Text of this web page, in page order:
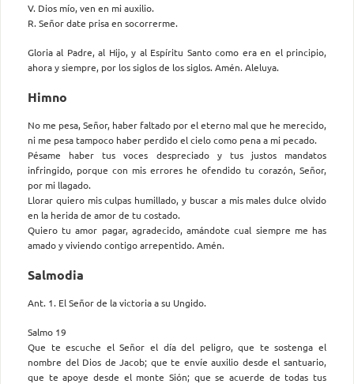
V. Dios mío, ven en mi auxilio.
R. Señor date prisa en socorrerme.
Gloria al Padre, al Hijo, y al Espíritu Santo como era en el principio,
ahora y siempre, por los siglos de los siglos. Amén. Aleluya.
Himno
No me pesa, Señor, haber faltado por el eterno mal que he merecido,
ni me pesa tampoco haber perdido el cielo como pena a mi pecado.
Pésame haber tus voces despreciado y tus justos mandatos
infringido, porque con mis errores he ofendido tu corazón, Señor,
por mi llagado.
Llorar quiero mis culpas humillado, y buscar a mis males dulce olvido
en la herida de amor de tu costado.
Quiero tu amor pagar, agradecido, amándote cual siempre me has
amado y viviendo contigo arrepentido. Amén.
Salmodia
Ant. 1. El Señor de la victoria a su Ungido.
Salmo 19
Que te escuche el Señor el día del peligro, que te sostenga el
nombre del Dios de Jacob; que te envíe auxilio desde el santuario,
que te apoye desde el monte Sión; que se acuerde de todas tus